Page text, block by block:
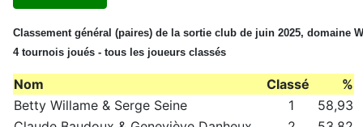
Classement général (paires) de la sortie club de juin 2025, domaine
4 tournois joués - tous les joueurs classés
Nom Classé
%
Betty Willame & Serge Seine
1
58,93